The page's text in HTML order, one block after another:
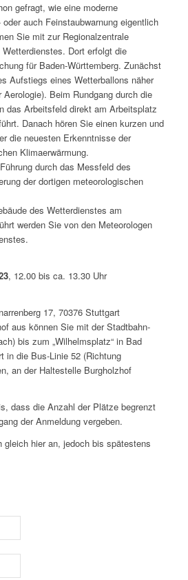
gefragt, wie eine moderne
auch Feinstaubwarnung eigentlich
Sie mit zur Regionalzentrale
Dort erfolgt die
für Baden-Württemberg. Zunächst
Aufstiegs eines Wetterballons näher
Aerologie). Beim Rundgang durch die
das Arbeitsfeld direkt am Arbeitsplatz
Danach hören Sie einen kurzen und
die neuesten Erkenntnisse der
Klimaerwärmung.
durch das Messfeld des
der dortigen meteorologischen
des Wetterdienstes am
werden Sie von den Meteorologen
, 12.00 bis ca. 13.30 Uhr
17, 70376 Stuttgart
aus können Sie mit der Stadtbahn-
bis zum „Wilhelmsplatz“ in Bad
in die Bus-Linie 52 (Richtung
an der Haltestelle Burgholzhof
dass die Anzahl der Plätze begrenzt
der Anmeldung vergeben.
gleich hier an, jedoch bis spätestens